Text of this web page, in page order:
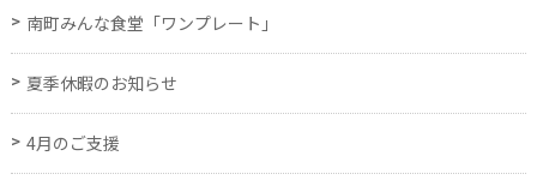
南町みんな食堂「ワンプレート」
夏季休暇のお知らせ
4月のご支援